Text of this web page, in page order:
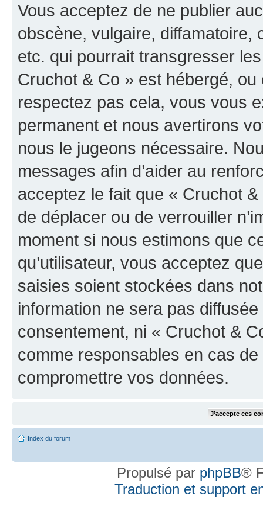
Vous acceptez de ne publier
obscène, vulgaire, diffamatoire,
etc. qui pourrait transgresser
Cruchot & Co » est hébergé,
respectez pas cela, vous vous
permanent et nous avertirons
nous le jugeons nécessaire.
messages afin d’aider au
acceptez le fait que « Cruchot
de déplacer ou de verrouiller
moment si nous estimons que
qu’utilisateur, vous acceptez
saisies soient stockées dans
information ne sera pas
consentement, ni « Cruchot &
comme responsables en cas
compromettre vos données.
Index du forum
Propulsé par phpBB®
Traduction et support